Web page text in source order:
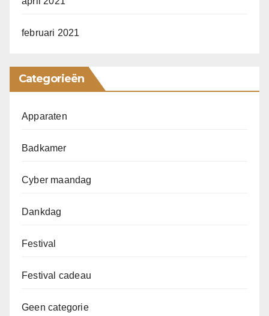
februari 2021
Categorieën
Apparaten
Badkamer
Cyber maandag
Dankdag
Festival
Festival cadeau
Geen categorie